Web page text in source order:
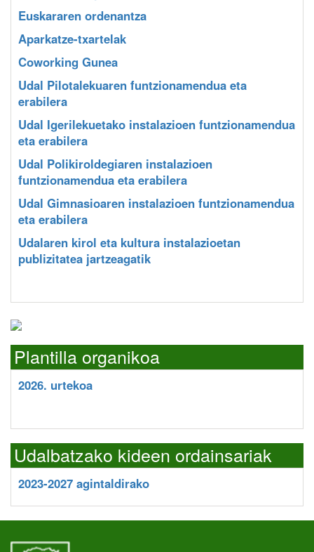
Euskararen ordenantza
Aparkatze-txartelak
Coworking Gunea
Udal Pilotalekuaren funtzionamendua eta
erabilera
Udal Igerilekuetako instalazioen funtzionamendua
eta erabilera
Udal Polikiroldegiaren instalazioen
funtzionamendua eta erabilera
Udal Gimnasioaren instalazioen funtzionamendua
eta erabilera
Udalaren kirol eta kultura instalazioetan
publizitatea jartzeagatik
Plantilla organikoa
2026. urtekoa
Udalbatzako kideen ordainsariak
2023-2027 agintaldirako